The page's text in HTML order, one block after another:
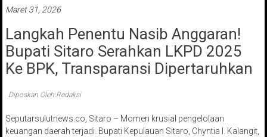
Maret 31, 2026
Langkah Penentu Nasib Anggaran!
Bupati Sitaro Serahkan LKPD 2025
Ke BPK, Transparansi Dipertaruhkan
Diposkan Oleh:Redaksi
Seputarsulutnews.co, Sitaro – Momen krusial pengelolaan
keuangan daerah terjadi. Bupati Kepulauan Sitaro, Chyntia I. Kalangit,